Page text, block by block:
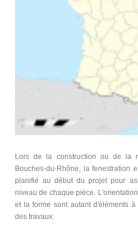
Lors de la construction ou de la
Bouches-du-Rhône, la fenestration
planifié au début du projet pour
niveau de chaque pièce.
et la forme sont autant d'éléments
des travaux.